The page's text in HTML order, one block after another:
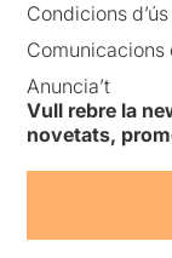
Condicions d’ús
Anuncia’t
Vull rebre la
novetats,